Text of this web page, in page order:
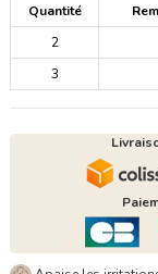
Quantité
2
3